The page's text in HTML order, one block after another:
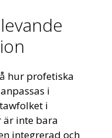
hur profetiska
i
i
är inte bara
integrerad och